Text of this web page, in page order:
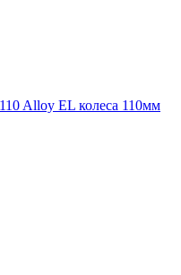
Alloy EL колеса 110мм